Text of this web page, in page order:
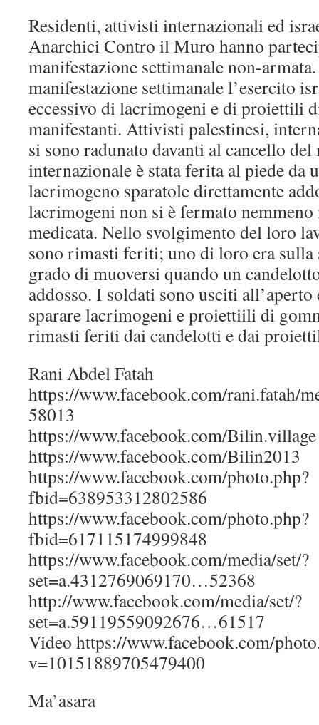
Residenti, attivisti internazionali ed
Anarchici Contro il Muro hanno
manifestazione settimanale non-
manifestazione settimanale l’esercito
eccessivo di lacrimogeni e di proiettili
manifestanti. Attivisti palestinesi,
si sono radunato davanti al cancello
internazionale è stata ferita al piede da
lacrimogeno sparatole direttamente
lacrimogeni non si è fermato nemmeno
medicata. Nello svolgimento del loro
sono rimasti feriti; uno di loro era sulla
grado di muoversi quando un
addosso. I soldati sono usciti
sparare lacrimogeni e proiettiili di
rimasti feriti dai candelotti e dai
Rani Abdel Fatah
https://www.facebook.com/rani.fatah/
58013
https://www.facebook.com/
https://www.facebook.com/Bilin2013
https://www.facebook.com/photo.php?
fbid=638953312802586
https://www.facebook.com/photo.php?
fbid=617115174999848
https://www.facebook.com/media/set/?
set=a.4312769069170…52368
http://www.facebook.com/media/set/?
set=a.59119559092676…61517
Video https://www.facebook.com/
v=10151889705479400
Ma’asara